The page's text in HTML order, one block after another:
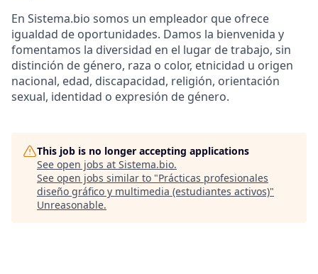
En Sistema.bio somos un empleador que ofrece
igualdad de oportunidades. Damos la bienvenida y
fomentamos la diversidad en el lugar de trabajo, sin
distinción de género, raza o color, etnicidad u origen
nacional, edad, discapacidad, religión, orientación
sexual, identidad o expresión de género.
This job is no longer accepting applications
See open jobs at Sistema.bio.
See open jobs similar to "Prácticas profesionales
diseño gráfico y multimedia (estudiantes activos)"
Unreasonable.